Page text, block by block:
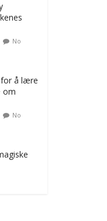
No
for å lære
om
No